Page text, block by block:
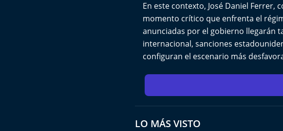
En este contexto, José Daniel Ferrer,
momento crítico que enfrenta el
anunciadas por el gobierno llegarán
internacional, sanciones
configuran el escenario más
LO MÁS VISTO